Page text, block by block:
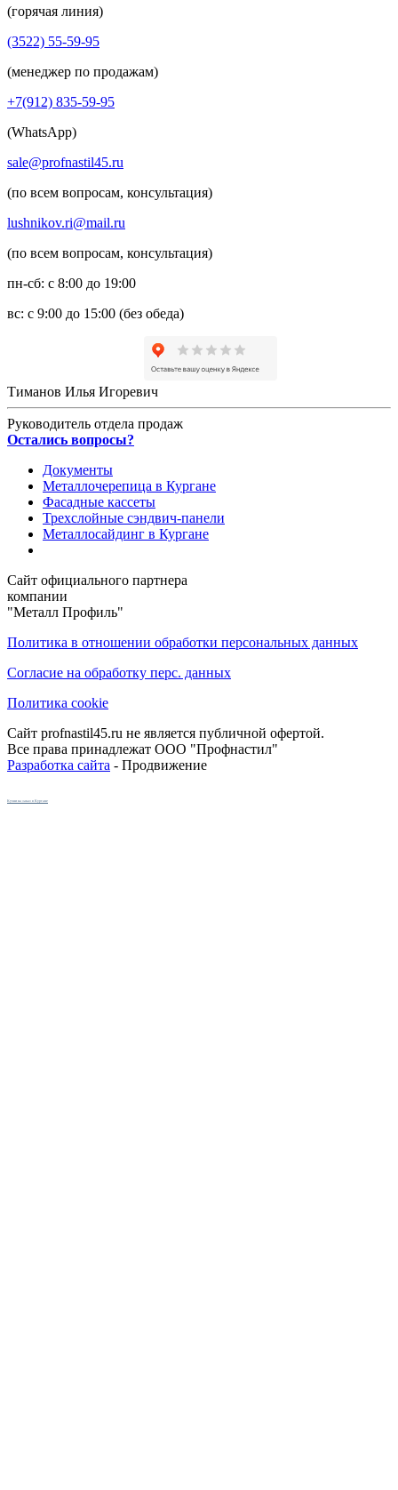
(горячая линия)
(3522) 55-59-95
(менеджер по продажам)
+7(912) 835-59-95
(WhatsApp)
sale@profnastil45.ru
(по всем вопросам, консультация)
lushnikov.ri@mail.ru
(по всем вопросам, консультация)
пн-сб: с 8:00 до 19:00
вс: с 9:00 до 15:00 (без обеда)
Тиманов Илья Игоревич
Руководитель отдела продаж
Остались вопросы?
Документы
Металлочерепица в Кургане
Фасадные кассеты
Трехслойные сэндвич-панели
Металлосайдинг в Кургане
Сайт официального партнера
компании
"Металл Профиль"
Политика в отношении обработки персональных данных
Согласие на обработку перс. данных
Политика cookie
Сайт profnastil45.ru не является публичной офертой.
Все права принадлежат ООО "Профнастил"
Разработка сайта - Продвижение
Кухни на заказ в Кургане